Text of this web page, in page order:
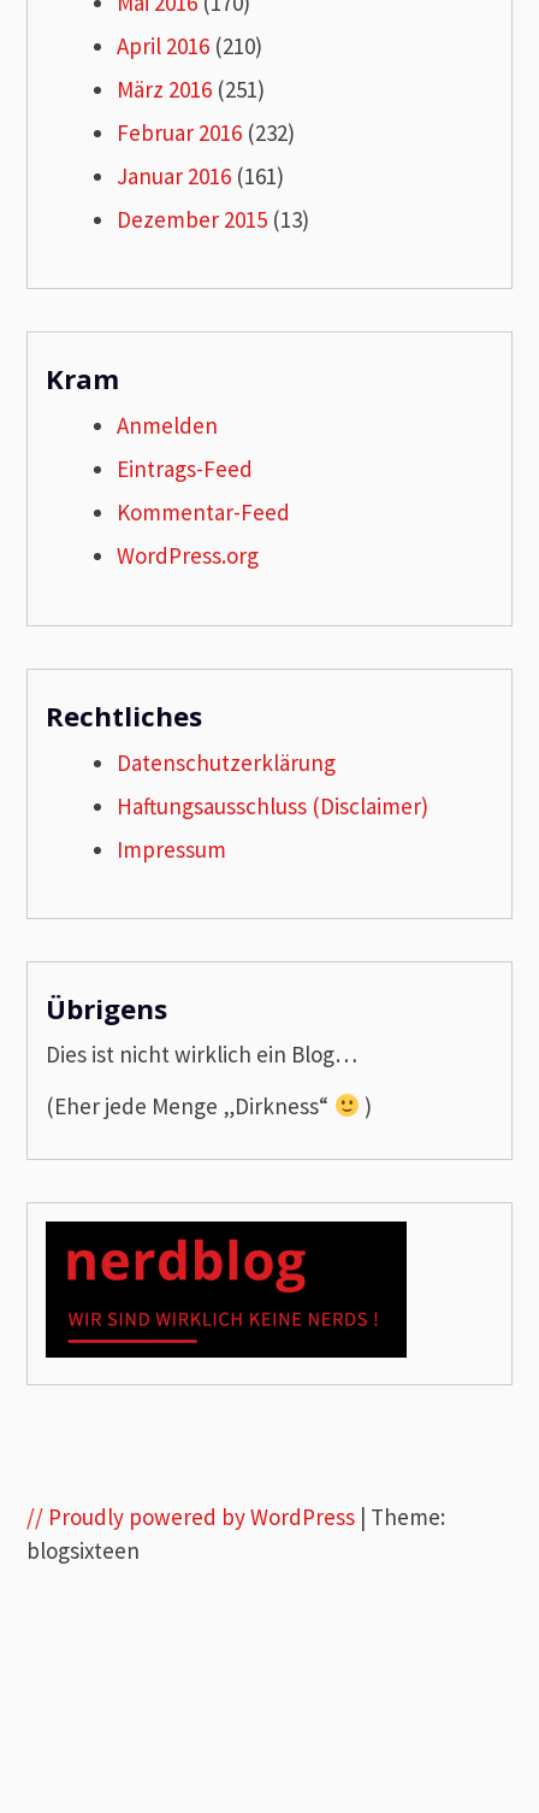
April 2016 (210)
März 2016 (251)
Februar 2016 (232)
Januar 2016 (161)
Dezember 2015 (13)
Kram
Anmelden
Eintrags-Feed
Kommentar-Feed
WordPress.org
Rechtliches
Datenschutzerklärung
Haftungsausschluss (Disclaimer)
Impressum
Übrigens
Dies ist nicht wirklich ein Blog…
(Eher jede Menge „Dirkness“
)
// Proudly powered by WordPress Theme:
blogsixteen